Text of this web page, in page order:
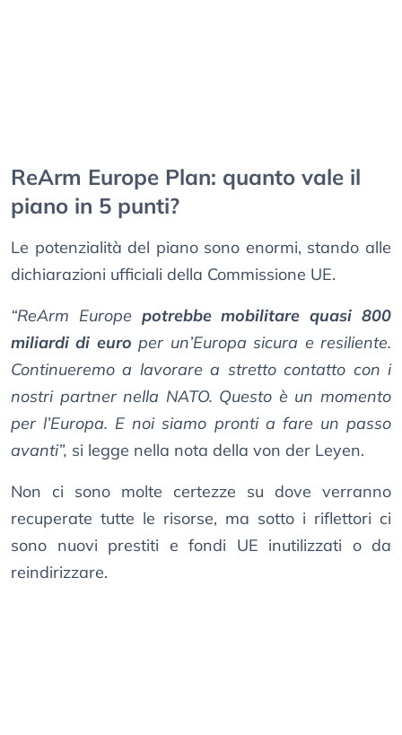
ReArm Europe Plan: quanto vale il
piano in 5 punti?
Le potenzialità del piano sono enormi, stando alle
dichiarazioni ufficiali della Commissione UE.
“ReArm Europe potrebbe mobilitare quasi 800
miliardi di euro per un’Europa sicura e resiliente.
Continueremo a lavorare a stretto contatto con i
nostri partner nella NATO. Questo è un momento
per l’Europa. E noi siamo pronti a fare un passo
avanti”, si legge nella nota della von der Leyen.
Non ci sono molte certezze su dove verranno
recuperate tutte le risorse, ma sotto i riflettori ci
sono nuovi prestiti e fondi UE inutilizzati o da
reindirizzare.